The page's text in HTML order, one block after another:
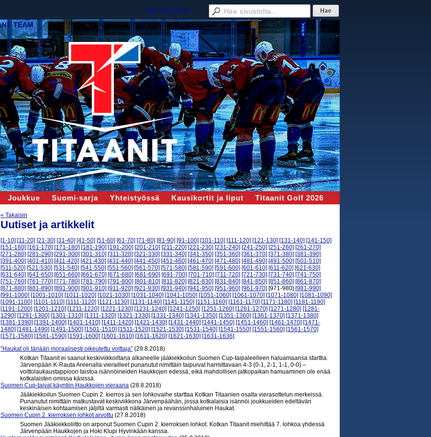
HK Titaanit ry
Joukkue Suomi-sarja Yhteistyössä Kausikortit ja liput Titaanit Golf 2026
« Takaisin
Uutiset ja artikkelit
[1-10] [11-20] [21-30] [31-40] [41-50] [51-60] [61-70] [71-80] [81-90] [91-100] [101-110] [111-120] [121-130] [131-140] [141-150]
[151-160] [161-170] [171-180] [181-190] [191-200] [201-210] [211-220] [221-230] [231-240] [241-250] [251-260] [261-270]
[271-280] [281-290] [291-300] [301-310] [311-320] [321-330] [331-340] [341-350] [351-360] [361-370] [371-380] [381-390]
[391-400] [401-410] [411-420] [421-430] [431-440] [441-450] [451-460] [461-470] [471-480] [481-490] [491-500] [501-510]
[511-520] [521-530] [531-540] [541-550] [551-560] [561-570] [571-580] [581-590] [591-600] [601-610] [611-620] [621-630]
[631-640] [641-650] [651-660] [661-670] [671-680] [681-690] [691-700] [701-710] [711-720] [721-730] [731-740] [741-750]
[751-760] [761-770] [771-780] [781-790] [791-800] [801-810] [811-820] [821-830] [831-840] [841-850] [851-860] [861-870]
[871-880] [881-890] [891-900] [901-910] [911-920] [921-930] [931-940] [941-950] [951-960] [961-970] [971-980] [981-990]
[991-1000] [1001-1010] [1011-1020] [1021-1030] [1031-1040] [1041-1050] [1051-1060] [1061-1070] [1071-1080] [1081-1090]
[1091-1100] [1101-1110] [1111-1120] [1121-1130] [1131-1140] [1141-1150] [1151-1160] [1161-1170] [1171-1180] [1181-1190]
[1191-1200] [1201-1210] [1211-1220] [1221-1230] [1231-1240] [1241-1250] [1251-1260] [1261-1270] [1271-1280] [1281-
1290] [1291-1300] [1301-1310] [1311-1320] [1321-1330] [1331-1340] [1341-1350] [1351-1360] [1361-1370] [1371-1380]
[1381-1390] [1391-1400] [1401-1410] [1411-1420] [1421-1430] [1431-1440] [1441-1450] [1451-1460] [1461-1470] [1471-
1480] [1481-1490] [1491-1500] [1501-1510] [1511-1520] [1521-1530] [1531-1540] [1541-1550] [1551-1560] [1561-1570]
[1571-1580] [1581-1590] [1591-1600] [1601-1610] [1611-1620] [1621-1630] [1631-1636]
”Haukat oli tänään moraalisesti oikeutettu voittaja” (29.8.2018)
Kotkan Titaanit ei saanut keskiviikkoiltana alkaneelle jääkiekkoilun Suomen Cup-taipaleelleen haluamaansa starttia.
Järvenpään K-Rauta Areenalla vierailleet punanutut nimittäin taipuivat harmittavaan 4-3 (0-1, 2-1, 1-1, 0-0) –
voittolaukaustappioon taistoa isännöineiden Haukkojen edessä, eikä mahdollisen jatkopaikan hamuaminen ole enää
kotkalaisten omissa käsissä.
Suomen Cup-taival käyntiin Haukkojen vieraana (28.8.2018)
Jääkiekkoilun Suomen Cupin 2. kierros ja sen lohkovaihe starttaa Kotkan Titaanien osalta vierasottelun merkeissä.
Punanutut nimittäin matkustavat keskiviikkona Järvenpäähän, jossa kotkalaisia isännöi joukkueiden edeltävän
keskinäisen kohtaamisen jäljiltä varmasti nälkäinen ja revanssinhaluinen Haukat.
Suomen Cupin 2. kierroksen lohkot arvottu (27.8.2018)
Suomen Jääkiekkoliitto on arponut Suomen Cupin 2. kierroksen lohkot. Kotkan Titaanit miehittää 7. lohkoa yhdessä
Järvenpään Haukkojen ja Hoki Klupi Hyvinkään kanssa.